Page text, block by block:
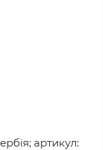
артикул: